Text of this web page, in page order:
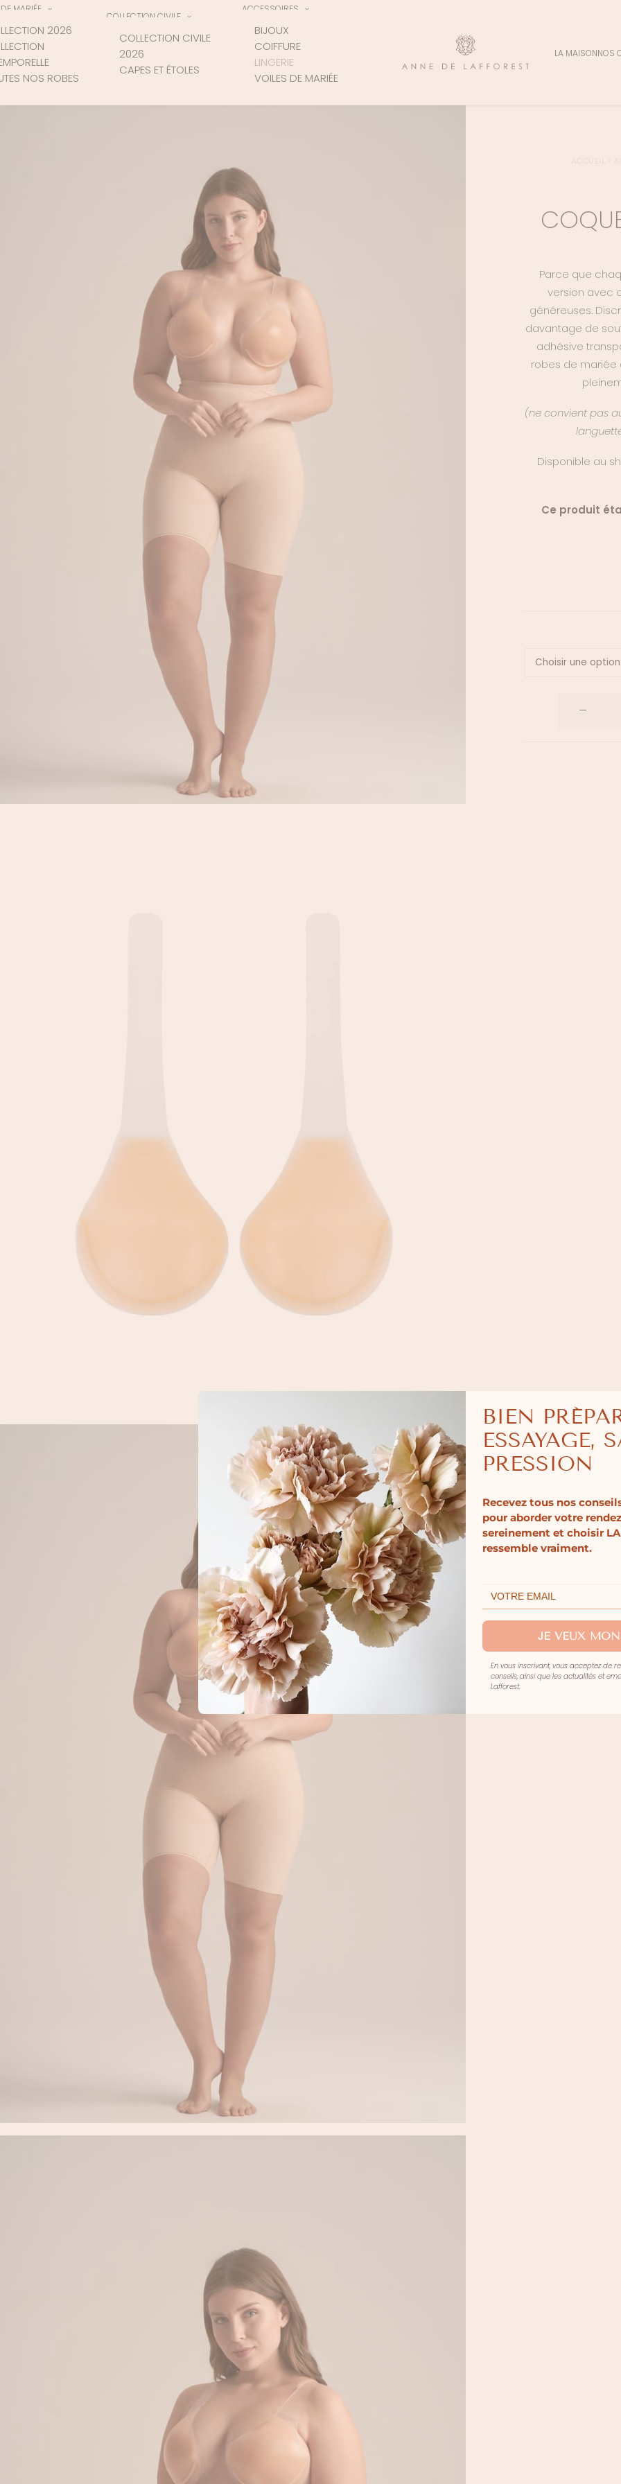
MARIÉE
2026
NOS ROBES
COLLECTION CIVILE
COLLECTION CIVILE
2026
CAPES ET ÉTOLES
ACCESSOIRES
BIJOUX
COIFFURE
LINGERIE
VOILES DE MARIÉE
LA MAISONNOS
ACCUEIL
Parce que
version avec
généreuses.
davantage de
adhésive
robes de mariée
(ne convient pas
Disponible au
Ce produit
BIEN
ESSAYAGE,
PRESSION
Recevez tous nos
pour aborder votre
sereinement et choisir
ressemble vraiment.
JE VEUX
En vous inscrivant, vous acceptez de
conseils, ainsi que les actualités et
Lafforest.